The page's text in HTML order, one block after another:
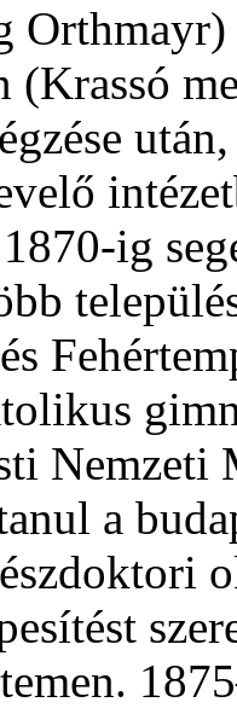
Orthmayr)
(Krassó
ig
Nemzeti
a